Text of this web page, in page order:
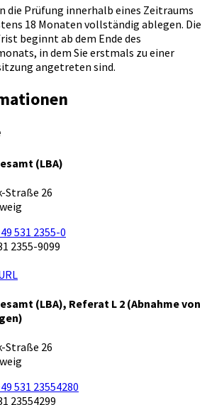
die Prüfung innerhalb eines Zeitraums
18 Monaten vollständig ablegen. Die
beginnt ab dem Ende des
in dem Sie erstmals zu einer
angetreten sind.
(LBA)
Straße 26
531 2355-0
2355-9099
(LBA), Referat L 2 (Abnahme von
Straße 26
531 23554280
23554299